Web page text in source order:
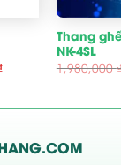
Giá
hiện
2,680,000 ₫.
Thang
NK-4SL
1,980,000